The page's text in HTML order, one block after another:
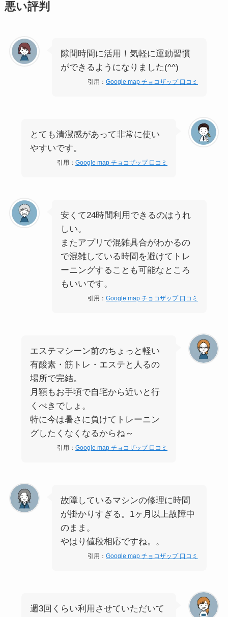
悪い評判
隙間時間に活用！気軽に運動習慣
ができるようになりました(^^)
引用：Google map チョコザップ 口コミ
とても清潔感があって非常に使い
やすいです。
引用：Google map チョコザップ 口コミ
安くて24時間利用できるのはうれ
しい。
またアプリで混雑具合がわかるの
で混雑している時間を避けてトレ
ーニングすることも可能なところ
もいいです。
引用：Google map チョコザップ 口コミ
エステマシーン前のちょっと軽い
有酸素・筋トレ・エステと人るの
場所で完結。
月額もお手頃で自宅から近いと行
くべきでしょ。
特に今は暑さに負けてトレーニン
グしたくなくなるからね～
引用：Google map チョコザップ 口コミ
故障しているマシンの修理に時間
が掛かりすぎる。1ヶ月以上故障中
のまま。
やはり値段相応ですね。。
引用：Google map チョコザップ 口コミ
週3回くらい利用させていただいて